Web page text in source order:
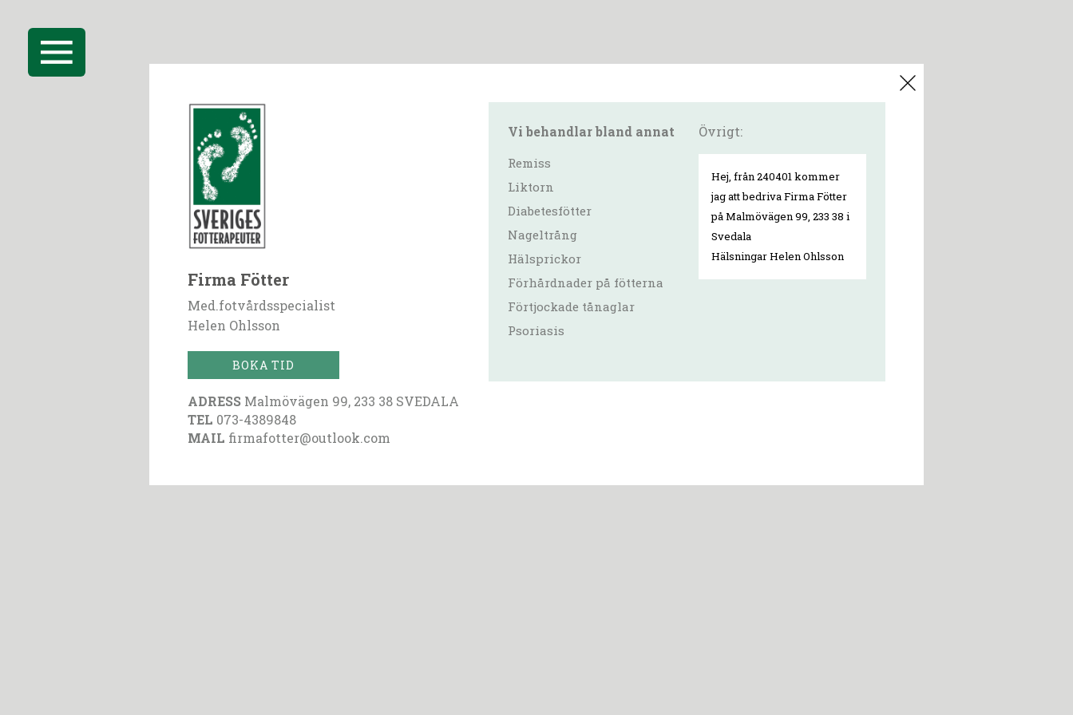
Firma Fötter
Med.fotvårdsspecialist
Helen Ohlsson
BOKA TID
ADRESS Malmövägen 99, 233 38 SVEDALA
TEL 073-4389848
MAIL firmafotter@outlook.com
Vi behandlar bland annat
Remiss
Liktorn
Diabetesfötter
Nageltrång
Hälsprickor
Förhårdnader på fötterna
Förtjockade tånaglar
Psoriasis
Övrigt:
Hej, från 240401 kommer
jag att bedriva Firma Fötter
på Malmövägen 99, 233 38 i
Svedala
Hälsningar Helen Ohlsson